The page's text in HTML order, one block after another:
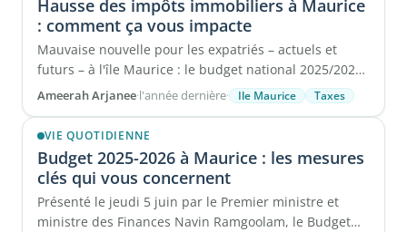
Hausse des impôts immobiliers à Maurice
: comment ça vous impacte
Mauvaise nouvelle pour les expatriés – actuels et
futurs – à l'île Maurice : le budget national 2025/2026,
...
Ameerah Arjanee·l'année dernière· Ile Maurice Taxes
VIE QUOTIDIENNE
Budget 2025-2026 à Maurice : les mesures
clés qui vous concernent
Présenté le jeudi 5 juin par le Premier ministre et
ministre des Finances Navin Ramgoolam, le Budget